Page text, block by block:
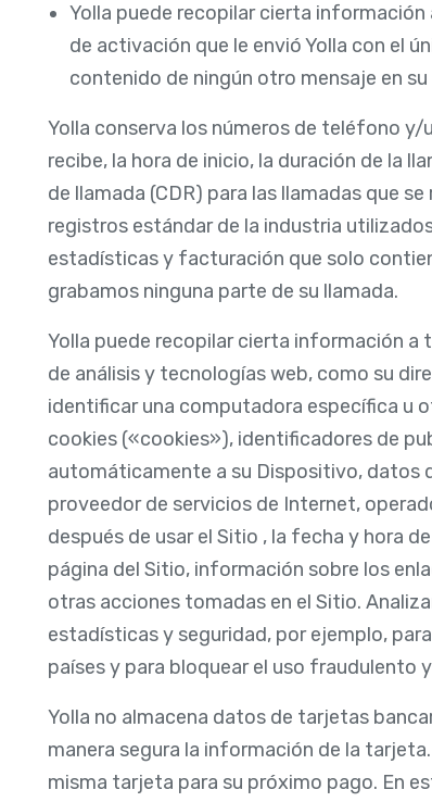
Yolla puede recopilar cierta
de activación que le envió Yolla con el
contenido de ningún otro mensaje en
Yolla conserva los números de teléfono
recibe, la hora de inicio, la duración de la
de llamada (CDR) para las llamadas que
registros estándar de la industria
estadísticas y facturación que solo
grabamos ninguna parte de su llamada.
Yolla puede recopilar cierta información
de análisis y tecnologías web, como su
identificar una computadora específica u
cookies («cookies»), identificadores de
automáticamente a su Dispositivo, datos
proveedor de servicios de Internet,
después de usar el Sitio , la fecha y hora
página del Sitio, información sobre los
otras acciones tomadas en el Sitio.
estadísticas y seguridad, por ejemplo,
países y para bloquear el uso fraudulento
Yolla no almacena datos de tarjetas
manera segura la información de la
misma tarjeta para su próximo pago. En